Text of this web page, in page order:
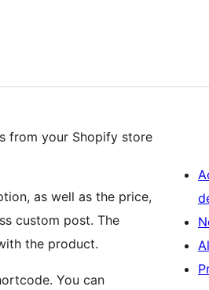
from your Shopify store
as well as the price,
custom post. The
the product.
You can